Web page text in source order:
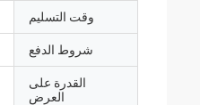
وقت التسليم
شروط الدفع
القدرة على
العرض